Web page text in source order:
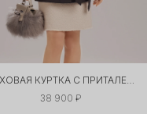
38 900 ₽